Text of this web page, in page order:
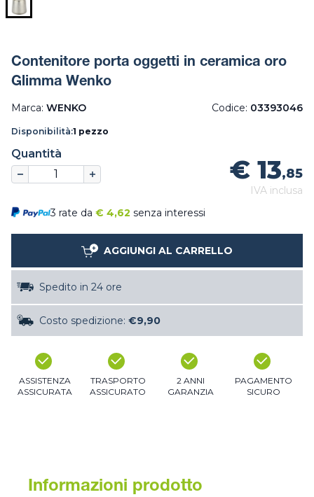
Contenitore porta oggetti in ceramica oro
Glimma Wenko
Marca: WENKO Codice: 03393046
Disponibilità:1 pezzo
Quantità
€ 13,85
IVA inclusa
3 rate da € 4,62 senza interessi
AGGIUNGI AL CARRELLO
Spedito in 24 ore
Costo spedizione: €9,90
ASSISTENZA
ASSICURATA
TRASPORTO
ASSICURATO
2 ANNI
GARANZIA
PAGAMENTO
SICURO
Informazioni prodotto